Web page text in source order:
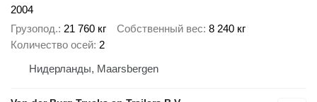
2004
Грузопод. 21 760 кг Собственный вес 8 240 кг
Количество осей 2
Нидерланды, Maarsbergen